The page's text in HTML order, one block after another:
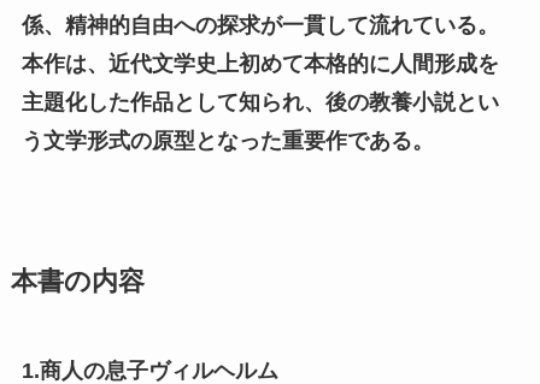
係、精神的自由への探求が一貫して流れている。
本作は、近代文学史上初めて本格的に人間形成を
主題化した作品として知られ、後の教養小説とい
う文学形式の原型となった重要作である。
本書の内容
1.商人の息子ヴィルヘルム